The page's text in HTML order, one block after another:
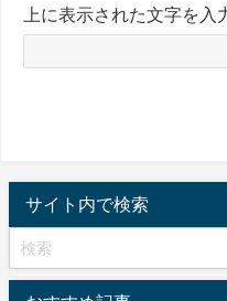
上に表示された文字を入
サイト内で検索